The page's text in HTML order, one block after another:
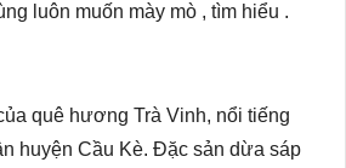
luôn muốn mày mò , tìm hiểu .
quê hương Trà Vinh, nổi tiếng
huyện Cầu Kè. Đặc sản dừa sáp